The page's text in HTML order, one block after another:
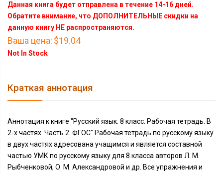
Данная книга будет отправлена в течение 14-16 дней.
Обратите внимание, что ДОПОЛНИТЕЛЬНЫЕ скидки на
данную книгу НЕ распространяются.
Ваша цена: $19.04
Not In Stock
Краткая аннотация
Аннотация к книге "Русский язык. 8 класс. Рабочая тетрадь. В
2-х частях. Часть 2. ФГОС" Рабочая тетрадь по русскому языку
в двух частях адресована учащимся и является составной
частью УМК по русскому языку для 8 класса авторов Л. М.
Рыбченковой, О. М. Александровой и др. Все упражнения и